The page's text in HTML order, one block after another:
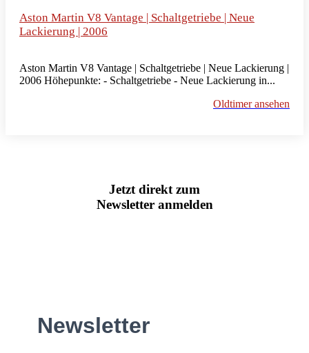
Aston Martin V8 Vantage | Schaltgetriebe | Neue
Lackierung | 2006
Aston Martin V8 Vantage | Schaltgetriebe | Neue Lackierung |
2006 Höhepunkte: - Schaltgetriebe - Neue Lackierung in...
Oldtimer ansehen
Jetzt direkt zum
Newsletter anmelden